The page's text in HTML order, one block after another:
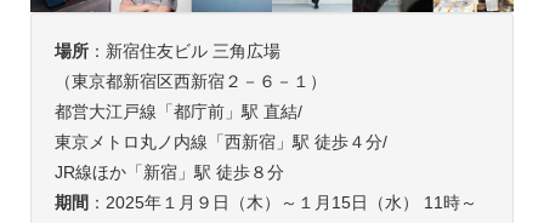
場所：新宿住友ビル 三角広場
（東京都新宿区西新宿２－６－１）
都営大江戸線「都庁前」駅 直結/
東京メトロ丸ノ内線「西新宿」駅 徒歩４分/
JR線ほか「新宿」駅 徒歩８分
期間 ：2025年１月９日（木）～１月15日（水） 11時～